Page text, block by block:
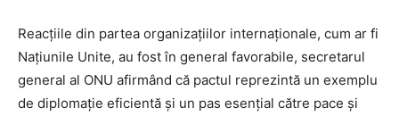
Reacțiile din partea organizațiilor internaționale, cum ar fi
Națiunile Unite, au fost în general favorabile, secretarul
general al ONU afirmând că pactul reprezintă un exemplu
de diplomație eficientă și un pas esențial către pace și